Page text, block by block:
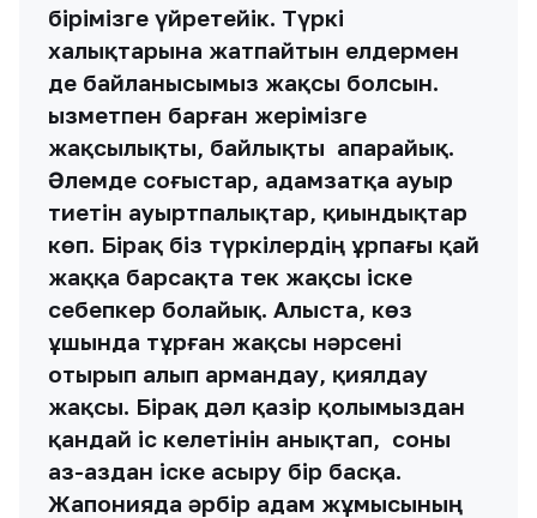
бірімізге үйретейік. Түркі
халықтарына жатпайтын елдермен
де байланысымыз жақсы болсын.
Қызметпен барған жерімізге
жақсылықты, байлықты апарайық.
Әлемде соғыстар, адамзатқа ауыр
тиетін ауыртпалықтар, қиындықтар
көп. Бірақ біз түркілердің ұрпағы қай
жаққа барсақта тек жақсы іске
себепкер болайық. Алыста, көз
ұшында тұрған жақсы нәрсені
отырып алып армандау, қиялдау
жақсы. Бірақ дәл қазір қолымыздан
қандай іс келетінін анықтап, соны
аз-аздан іске асыру бір басқа.
Жапонияда әрбір адам жұмысының